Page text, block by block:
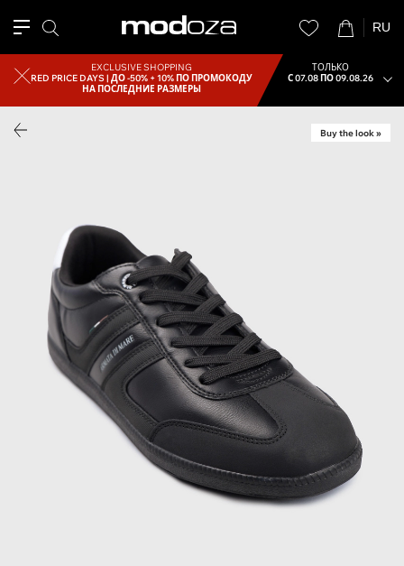
RU
EXCLUSIVE SHOPPING
RED PRICE DAYS |ДО -50% + 10% ПО ПРОМОКОДУ
НА ПОСЛЕДНИЕ РАЗМЕРЫ
ТОЛЬКО
С 07.08 ПО 09.08.26
Buy the look »